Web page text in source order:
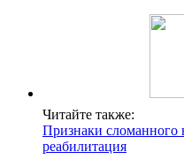
Читайте также:
Признаки
реабилитация